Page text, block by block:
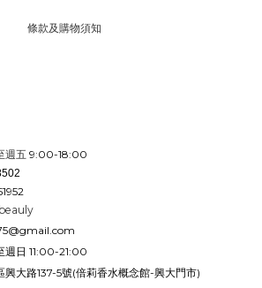
條款及購物須知
週五 9:00-18:00
週日 11:00-21:00
興大路137-5號(倍莉香水概念館-興大門市)